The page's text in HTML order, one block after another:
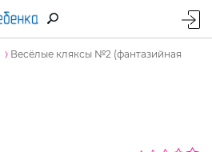
Весёлые кляксы №2 (фантазийная